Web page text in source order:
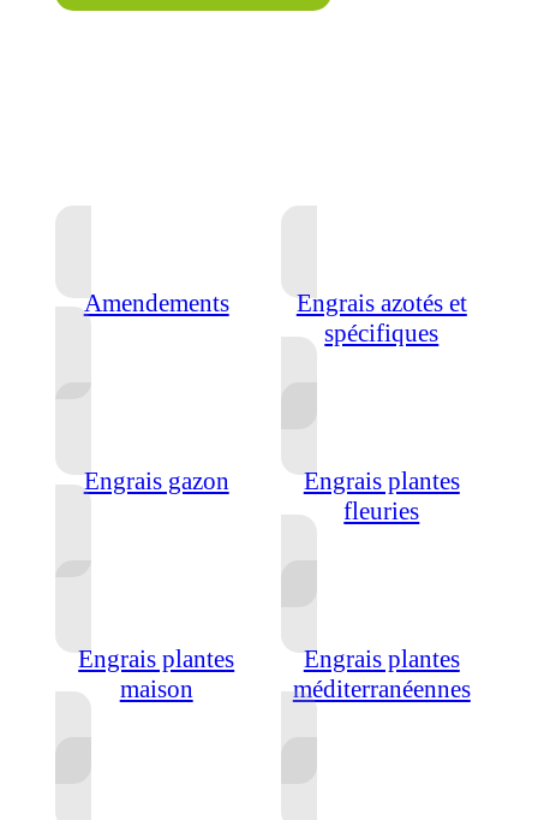
Amendements
Engrais azotés et
spécifiques
Engrais gazon
Engrais plantes
fleuries
Engrais plantes
maison
Engrais plantes
méditerranéennes